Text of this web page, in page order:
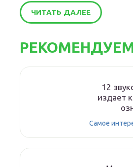
ЧИТАТЬ ДАЛЕЕ
12
издает
Самое